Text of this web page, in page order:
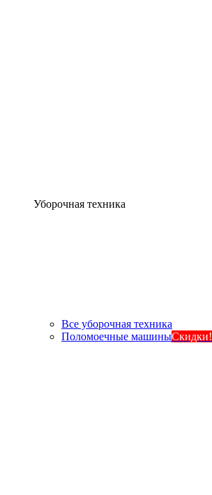
Уборочная техника
Все уборочная техника
Поломоечные машиныСкидки!